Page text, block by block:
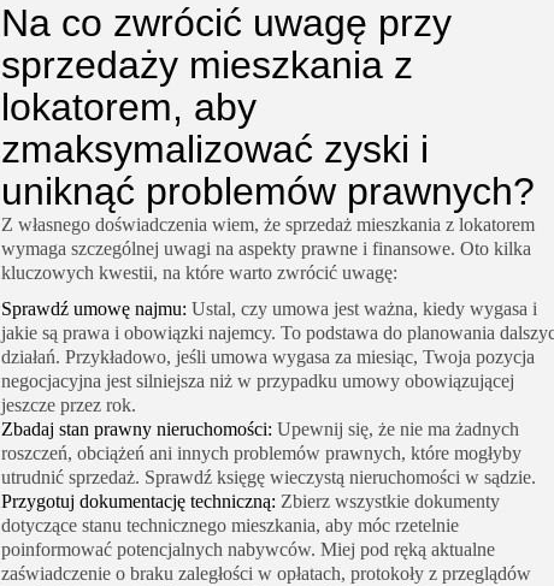
Na co zwrócić uwagę przy
sprzedaży mieszkania z
lokatorem, aby
zmaksymalizować zyski i
uniknąć problemów prawnych?
Z własnego doświadczenia wiem, że sprzedaż mieszkania z lokatorem
wymaga szczególnej uwagi na aspekty prawne i finansowe. Oto kilka
kluczowych kwestii, na które warto zwrócić uwagę:
Sprawdź umowę najmu: Ustal, czy umowa jest ważna, kiedy wygasa i
jakie są prawa i obowiązki najemcy. To podstawa do planowania
działań. Przykładowo, jeśli umowa wygasa za miesiąc, Twoja pozycja
negocjacyjna jest silniejsza niż w przypadku umowy obowiązującej
jeszcze przez rok.
Zbadaj stan prawny nieruchomości: Upewnij się, że nie ma żadnych
roszczeń, obciążeń ani innych problemów prawnych, które mogłyby
utrudnić sprzedaż. Sprawdź księgę wieczystą nieruchomości w sądzie.
Przygotuj dokumentację techniczną: Zbierz wszystkie dokumenty
dotyczące stanu technicznego mieszkania, aby móc rzetelnie
poinformować potencjalnych nabywców. Miej pod ręką aktualne
zaświadczenie o braku zaległości w opłatach, protokoły z przeglądów